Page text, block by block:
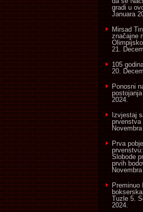
gradi u
Januara
Mirsad
značajne
21.
105
20.
Ponosni
postojanja
2024.
Izvjestaj
prvenstva
Prva
Slobode
prvih
Preminuo
Tuzle 5.
2024.